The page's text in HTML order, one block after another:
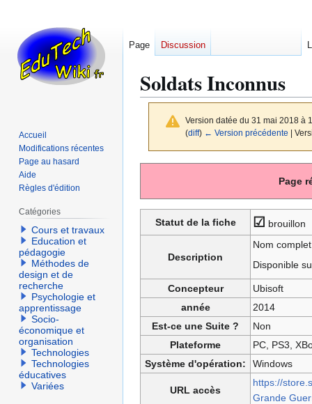
Soldats Inconnus
Version datée du 31 mai 2018 à
(diff) ← Version précédente |
la
la
Page
Statut de la fiche ☑ brouillon
Description
Nom
Disponible
Concepteur
Ubisoft
année
2014
Est-ce une Suite ?
Non
Plateforme
PC, PS3,
Système d'opération:
Windows
URL accès
https://
Grande
Page Discussion
Accueil
Modifications récentes
Page au hasard
Aide
Règles d'édition
Catégories
Cours et travaux
Education et
pédagogie
Méthodes de
design et de
recherche
Psychologie et
apprentissage
Socio-
économique et
organisation
Technologies
Technologies
éducatives
Variées